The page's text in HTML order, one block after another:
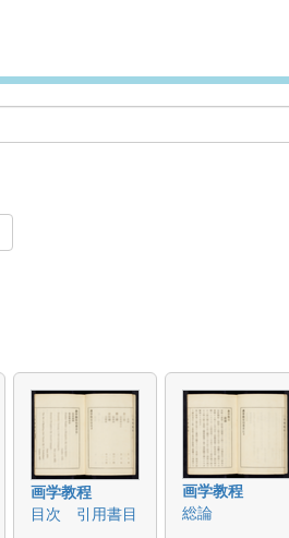
画学教程
目次 引用書目
画学教程
総論